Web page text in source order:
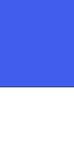
jog fenntartva!